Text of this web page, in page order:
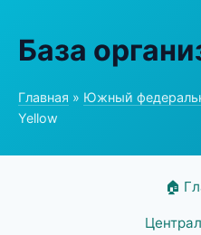
База
Главная » Южный
Yellow
🏠